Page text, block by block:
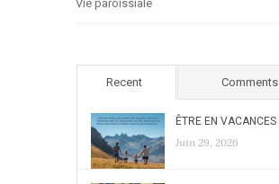
Vie paroissiale
Recent Comments
ÊTRE EN VACANCES
Juin 29, 2026